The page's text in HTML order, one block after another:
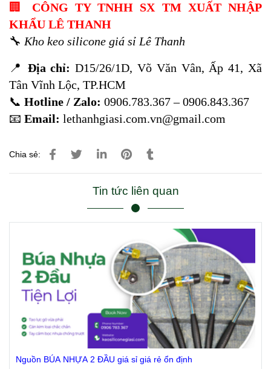
🏢 CÔNG TY TNHH SX TM XUẤT NHẬP
KHẨU LÊ THANH
🔧 Kho keo silicone giá sỉ Lê Thanh
📍 Địa chỉ: D15/26/1D, Võ Văn Vân, Ấp 41, Xã
Tân Vĩnh Lộc, TP.HCM
📞 Hotline / Zalo: 0906.783.367 – 0906.843.367
📧 Email: lethanhgiasi.com.vn@gmail.com
Chia sẻ:
Tin tức liên quan
Nguồn BÚA NHỰA 2 ĐẦU giá sỉ giá rẻ ổn định